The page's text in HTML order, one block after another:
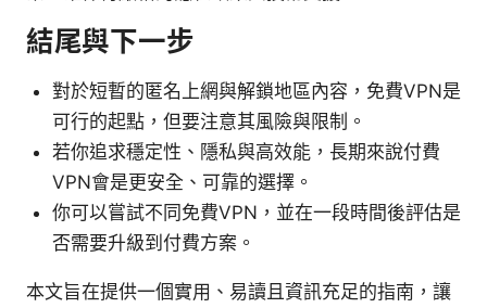
結尾與下一步
對於短暫的匿名上網與解鎖地區內容，免費VPN是
可行的起點，但要注意其風險與限制。
若你追求穩定性、隱私與高效能，長期來說付費
VPN會是更安全、可靠的選擇。
你可以嘗試不同免費VPN，並在一段時間後評估是
否需要升級到付費方案。
本文旨在提供一個實用、易讀且資訊充足的指南，讓